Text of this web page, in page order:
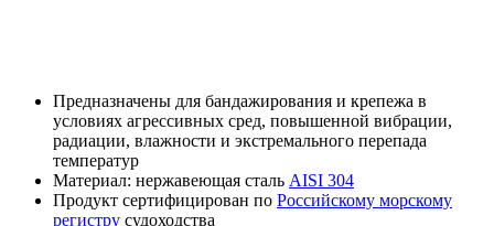
Предназначены для бандажирования и крепежа в
условиях агрессивных сред, повышенной вибрации,
радиации, влажности и экстремального перепада
температур
Материал: нержавеющая сталь AISI 304
Продукт сертифицирован по Российскому морскому
регистру судоходства